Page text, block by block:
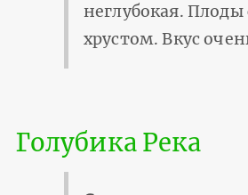
неглубокая.
хрустом. Вкус
Голубика Река